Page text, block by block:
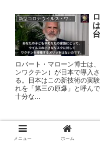
ロバート・マローン博士は
ンワクチン）が日本で導入
る。日本はこの新技術の実
れを「第三の原爆」と呼ん
十分な...
政治・政治家・行政・官僚
メニュー ホーム